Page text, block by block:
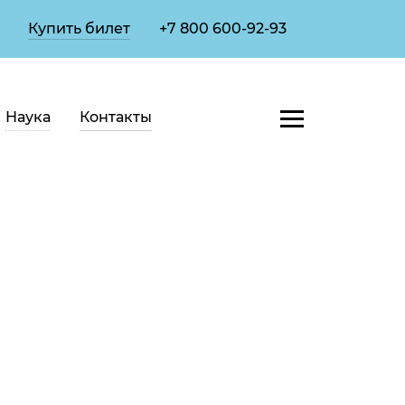
Купить билет +7 800 600-92-93
Наука Контакты